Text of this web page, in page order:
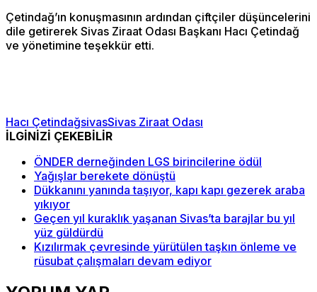
Çetindağ’ın konuşmasının ardından çiftçiler düşüncelerini
dile getirerek Sivas Ziraat Odası Başkanı Hacı Çetindağ
ve yönetimine teşekkür etti.
Hacı ÇetindağsivasSivas Ziraat Odası
İLGİNİZİ ÇEKEBİLİR
ÖNDER derneğinden LGS birincilerine ödül
Yağışlar berekete dönüştü
Dükkanını yanında taşıyor, kapı kapı gezerek araba
yıkıyor
Geçen yıl kuraklık yaşanan Sivas’ta barajlar bu yıl
yüz güldürdü
Kızılırmak çevresinde yürütülen taşkın önleme ve
rüsubat çalışmaları devam ediyor